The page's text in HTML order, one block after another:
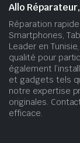
Allo
Réparation
Smartphones,
Leader en
qualité pour
également
et gadgets tels
notre expertise
originales.
efficace.